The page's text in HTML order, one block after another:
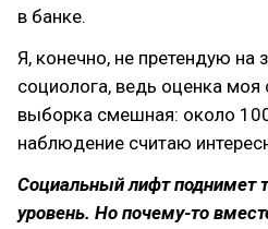
в банке.
Я, конечно, не претендую на
социолога, ведь оценка моя
выборка смешная: около
наблюдение считаю
Социальный лифт поднимет
уровень. Но почему-то